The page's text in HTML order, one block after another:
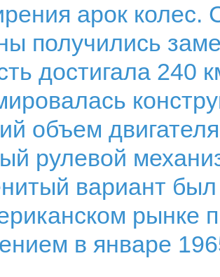
арок колес.
получились
достигала 240
объем
рулевой
вариант
рынке
в январе